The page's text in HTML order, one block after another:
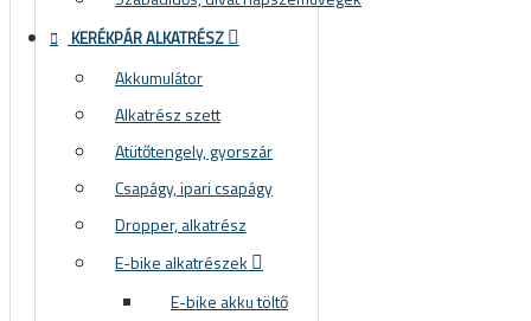
Ruházat
Cipő, kerékpáros cipő
Kamásli
Kesztyű
Mellény
Összes termék
Kombó ajánlatok
Sí és snowboard
KERÉKPÁR ALKATRÉSZ
Akkumulátor
Alkatrész szett
Atütőtengely, gyorszár
Csapágy, ipari csapágy
Dropper, alkatrész
E-bike alkatrészek
E-bike akku töltő